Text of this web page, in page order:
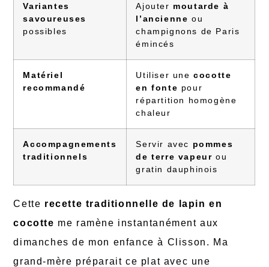
Variantes
savoureuses
possibles
Ajouter moutarde à
l’ancienne ou
champignons de Paris
émincés
Matériel
recommandé
Utiliser unecocotte
en fonte pour
répartition homogène
chaleur
Accompagnements
traditionnels
Servir avec pommes
de terre vapeur ou
gratin dauphinois
Cette recette traditionnelle de lapin en
cocotte me ramène instantanément aux
dimanches de mon enfance à Clisson. Ma
grand-mère préparait ce plat avec une